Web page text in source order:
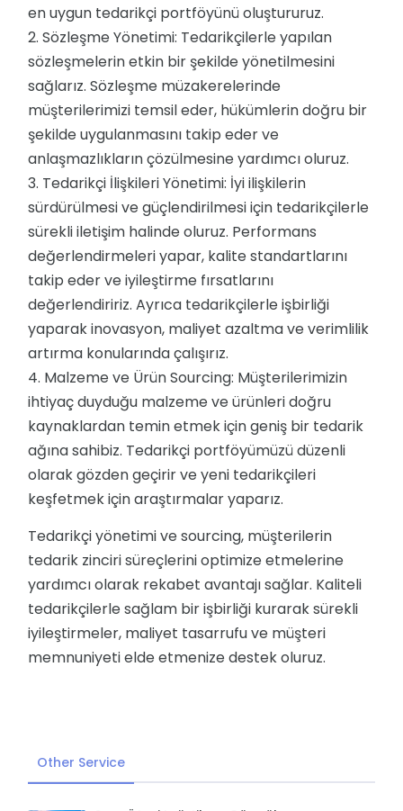
en uygun tedarikçi portföyünü oluştururuz.
2. Sözleşme Yönetimi: Tedarikçilerle yapılan
sözleşmelerin etkin bir şekilde yönetilmesini
sağlarız. Sözleşme müzakerelerinde
müşterilerimizi temsil eder, hükümlerin doğru bir
şekilde uygulanmasını takip eder ve
anlaşmazlıkların çözülmesine yardımcı oluruz.
3. Tedarikçi İlişkileri Yönetimi: İyi ilişkilerin
sürdürülmesi ve güçlendirilmesi için tedarikçilerle
sürekli iletişim halinde oluruz. Performans
değerlendirmeleri yapar, kalite standartlarını
takip eder ve iyileştirme fırsatlarını
değerlendiririz. Ayrıca tedarikçilerle işbirliği
yaparak inovasyon, maliyet azaltma ve verimlilik
artırma konularında çalışırız.
4. Malzeme ve Ürün Sourcing: Müşterilerimizin
ihtiyaç duyduğu malzeme ve ürünleri doğru
kaynaklardan temin etmek için geniş bir tedarik
ağına sahibiz. Tedarikçi portföyümüzü düzenli
olarak gözden geçirir ve yeni tedarikçileri
keşfetmek için araştırmalar yaparız.
Tedarikçi yönetimi ve sourcing, müşterilerin
tedarik zinciri süreçlerini optimize etmelerine
yardımcı olarak rekabet avantajı sağlar. Kaliteli
tedarikçilerle sağlam bir işbirliği kurarak sürekli
iyileştirmeler, maliyet tasarrufu ve müşteri
memnuniyeti elde etmenize destek oluruz.
Other Service